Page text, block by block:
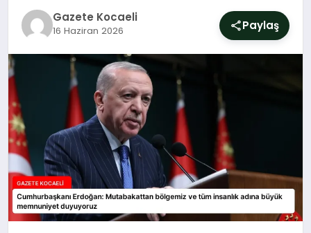
YAŞAM
EĞITIM
Gazete Kocaeli
16 Haziran 2026 Paylaş